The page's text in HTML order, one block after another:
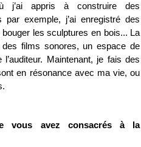
j’ai appris à construire des
par exemple, j’ai enregistré des
les sculptures en bois... La
films sonores, un espace de
Maintenant, je fais des
en résonance avec ma vie, ou
vous avez consacrés à la